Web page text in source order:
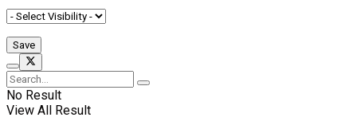
No Result
View All Result